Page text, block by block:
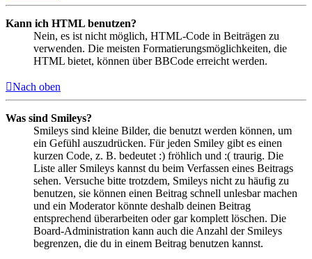
Kann ich HTML benutzen?
Nein, es ist nicht möglich, HTML-Code in Beiträgen zu
verwenden. Die meisten Formatierungsmöglichkeiten, die
HTML bietet, können über BBCode erreicht werden.
Nach oben
Was sind Smileys?
Smileys sind kleine Bilder, die benutzt werden können, um
ein Gefühl auszudrücken. Für jeden Smiley gibt es einen
kurzen Code, z. B. bedeutet :) fröhlich und :( traurig. Die
Liste aller Smileys kannst du beim Verfassen eines Beitrags
sehen. Versuche bitte trotzdem, Smileys nicht zu häufig zu
benutzen, sie können einen Beitrag schnell unlesbar machen
und ein Moderator könnte deshalb deinen Beitrag
entsprechend überarbeiten oder gar komplett löschen. Die
Board-Administration kann auch die Anzahl der Smileys
begrenzen, die du in einem Beitrag benutzen kannst.